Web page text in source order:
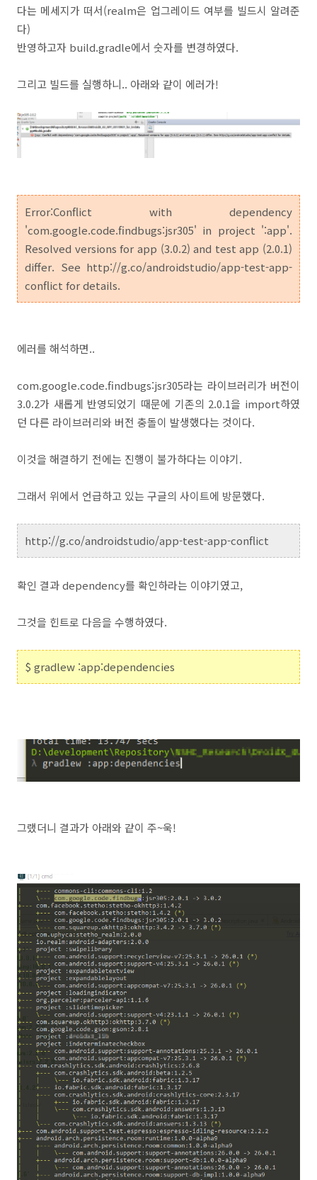
다는 메세지가 떠서(realm은 업그레이드 여부를 빌드시 알려준
다)
반영하고자 build.gradle에서 숫자를 변경하였다.
그리고 빌드를 실행하니.. 아래와 같이 에러가!
Error:Conflict with dependency
'com.google.code.findbugs:jsr305' in project ':app'.
Resolved versions for app (3.0.2) and test app (2.0.1)
differ. See http://g.co/androidstudio/app-test-app-
conflict for details.
에러를 해석하면..
com.google.code.findbugs:jsr305라는 라이브러리가 버전이
3.0.2가 새롭게 반영되었기 때문에 기존의 2.0.1을 import하였
던 다른 라이브러리와 버전 충돌이 발생했다는 것이다.
이것을 해결하기 전에는 진행이 불가하다는 이야기.
그래서 위에서 언급하고 있는 구글의 사이트에 방문했다.
http://g.co/androidstudio/app-test-app-conflict
확인 결과 dependency를 확인하라는 이야기였고,
그것을 힌트로 다음을 수행하였다.
$ gradlew :app:dependencies
그랬더니 결과가 아래와 같이 주~욱!